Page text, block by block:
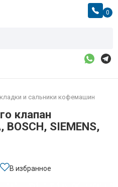
0
и сальники кофемашин
клапан
SIEMENS,
В избранное